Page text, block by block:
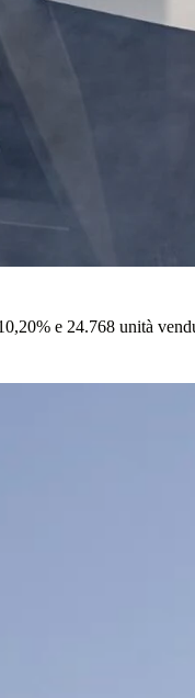
e 24.768 unità